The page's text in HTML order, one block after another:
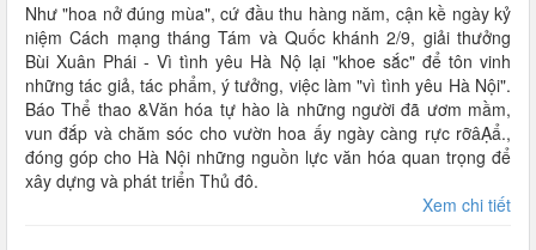
Như "hoa nở đúng mùa", cứ đầu thu hàng năm, cận kề ngày kỷ
niệm Cách mạng tháng Tám và Quốc khánh 2/9, giải thưởng
Bùi Xuân Phái - Vì tình yêu Hà Nộ lại "khoe sắc" để tôn vinh
những tác giả, tác phẩm, ý tưởng, việc làm "vì tình yêu Hà Nội".
Báo Thể thao &Văn hóa tự hào là những người đã ươm mầm,
vun đắp và chăm sóc cho vườn hoa ấy ngày càng rực rỡâẠẩ.,
đóng góp cho Hà Nội những nguồn lực văn hóa quan trọng để
xây dựng và phát triển Thủ đô.
Xem chi tiết